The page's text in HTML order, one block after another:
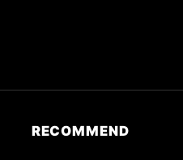
RECOMMEND